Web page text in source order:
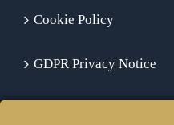
Cookie Policy
GDPR Privacy Notice